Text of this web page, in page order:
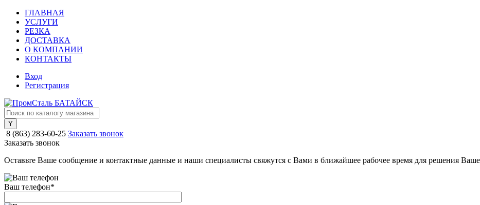
ГЛАВНАЯ
УСЛУГИ
РЕЗКА
ДОСТАВКА
О КОМПАНИИ
КОНТАКТЫ
Вход
Регистрация
8 (863) 283-60-25 Заказать звонок
Заказать звонок
Оставьте Ваше сообщение и контактные данные и наши специалисты свяжутся с Вами в ближайшее рабочее время для решения
Ваш телефон*